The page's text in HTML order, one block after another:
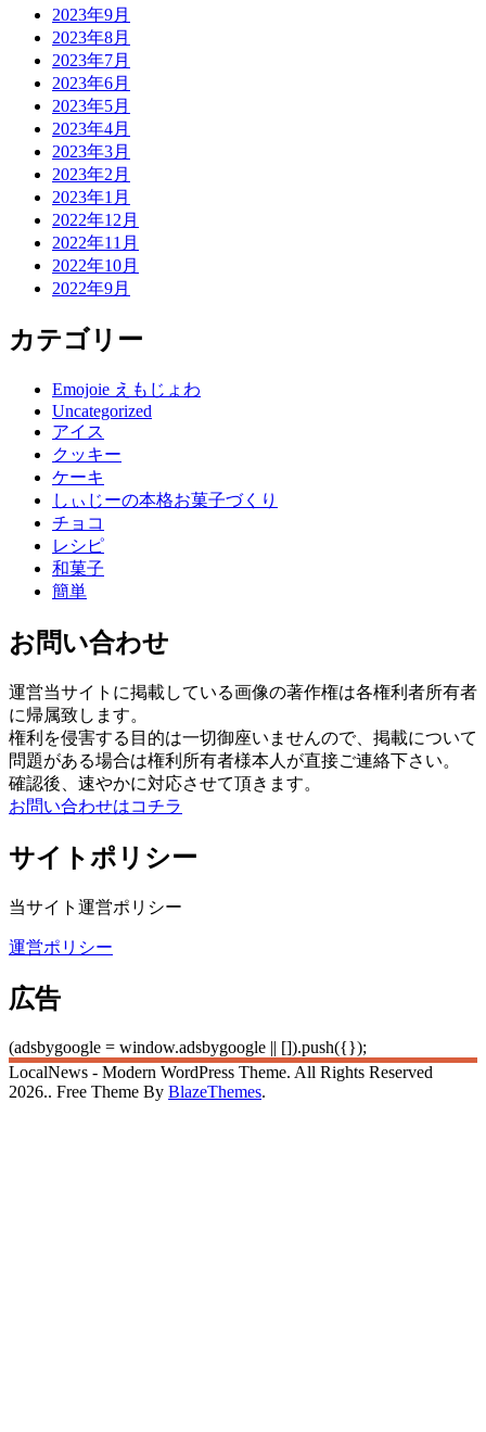
2023年9月
2023年8月
2023年7月
2023年6月
2023年5月
2023年4月
2023年3月
2023年2月
2023年1月
2022年12月
2022年11月
2022年10月
2022年9月
カテゴリー
Emojoie えもじょわ
Uncategorized
アイス
クッキー
ケーキ
しぃじーの本格お菓子づくり
チョコ
レシピ
和菓子
簡単
お問い合わせ
運営当サイトに掲載している画像の著作権は各権利者所有者
に帰属致します。
権利を侵害する目的は一切御座いませんので、掲載について
問題がある場合は権利所有者様本人が直接ご連絡下さい。
確認後、速やかに対応させて頂きます。
お問い合わせはコチラ
サイトポリシー
当サイト運営ポリシー
運営ポリシー
広告
(adsbygoogle = window.adsbygoogle || []).push({});
LocalNews - Modern WordPress Theme. All Rights Reserved
2026.. Free Theme By BlazeThemes.